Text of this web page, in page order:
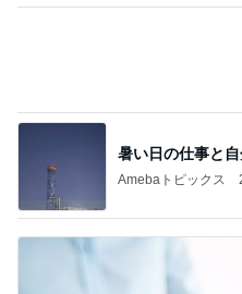
暑い日の仕事と
Amebaトピックス